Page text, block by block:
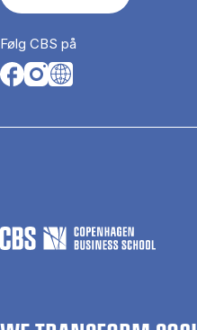
Følg CBS på
Opens in a new tab
Opens in a new tab
Opens in a new tab